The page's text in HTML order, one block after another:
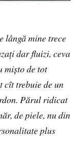
lângă mine trece
dar fluizi, ceva
mișto de tot
cît trebuie de un
Părul ridicat
de piele, nu din
plus